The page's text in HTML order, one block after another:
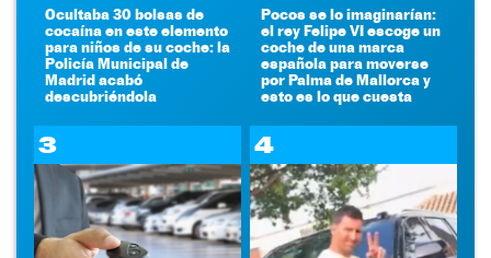
Ocultaba 30 bolsas de
cocaína en este elemento
para niños de su coche: la
Policía Municipal de
Madrid acabó
descubriéndola
Pocos se lo imaginarían:
el rey Felipe VI escoge un
coche de una marca
española para moverse
por Palma de Mallorca y
esto es lo que cuesta
3 4